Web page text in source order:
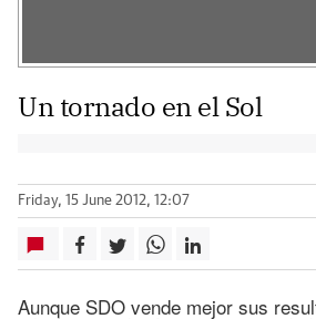
Un tornado en el Sol
Friday, 15 June 2012, 12:07
Aunque SDO vende mejor sus